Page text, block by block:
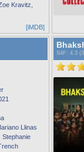
Kravitz,
[iMDB]
Llinas
Stephanie
S4F : 4.3